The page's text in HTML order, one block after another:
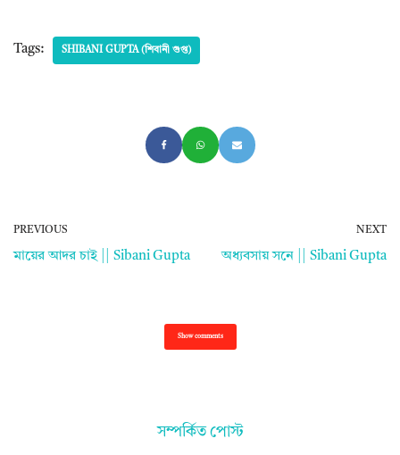
Tags: SHIBANI GUPTA (শিবানী গুপ্ত)
PREVIOUS
মায়ের আদর চাই || Sibani Gupta
NEXT
অধ্যবসায় সনে || Sibani Gupta
Show comments
সম্পর্কিত পোস্ট